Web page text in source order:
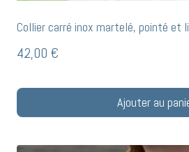
Collier carré inox martelé, pointé et
42,00 €
Ajouter au